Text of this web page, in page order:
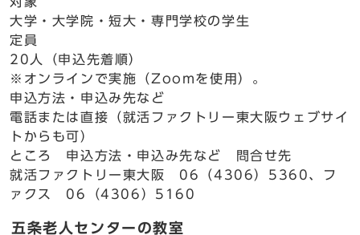
大学・大学院・短大・専門学校の学生
定員
20人（申込先着順）
※オンラインで実施（Zoomを使用）。
申込方法・申込み先など
電話または直接（就活ファクトリー東大阪ウェブサイ
トからも可）
ところ 申込方法・申込み先など 問合せ先
就活ファクトリー東大阪 06（4306）5360、フ
ァクス 06（4306）5160
五条老人センターの教室